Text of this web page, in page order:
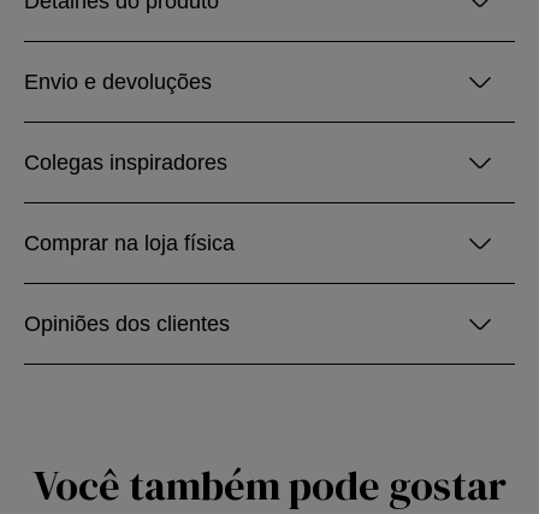
Envio e devoluções
Colegas inspiradores
Comprar na loja física
Opiniões dos clientes
Você também pode gostar